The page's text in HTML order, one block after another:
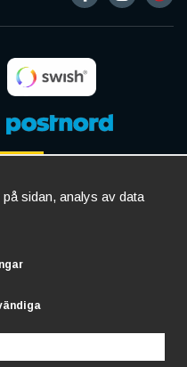
sidan, analys av data